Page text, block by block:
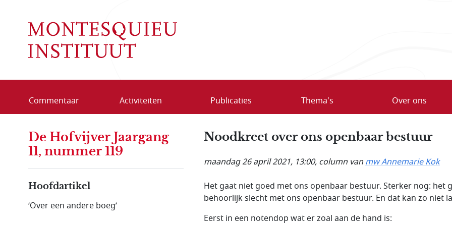
Commentaar Activiteiten Publicaties Thema's Over ons
Noodkreet over ons openbaar bestuur
maandag 26 april 2021, 13:00, column vanmw Annemarie Kok
Het gaat niet goed met ons openbaar bestuur. Sterker nog: het
behoorlijk slecht met ons openbaar bestuur. En dat kan zo niet
Eerst in een notendop wat er zoal aan de hand is:
De Hofvijver Jaargang
11, nummer 119
Hoofdartikel
‘Over een andere boeg’